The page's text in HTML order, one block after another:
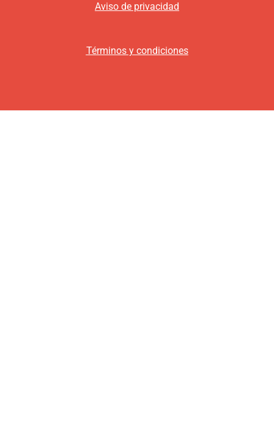
Aviso de privacidad
Términos y condiciones